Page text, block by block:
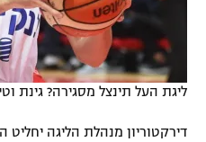
ליגת העל תינצל מסגירה? גינת
דירקטוריון מנהלת הליגה